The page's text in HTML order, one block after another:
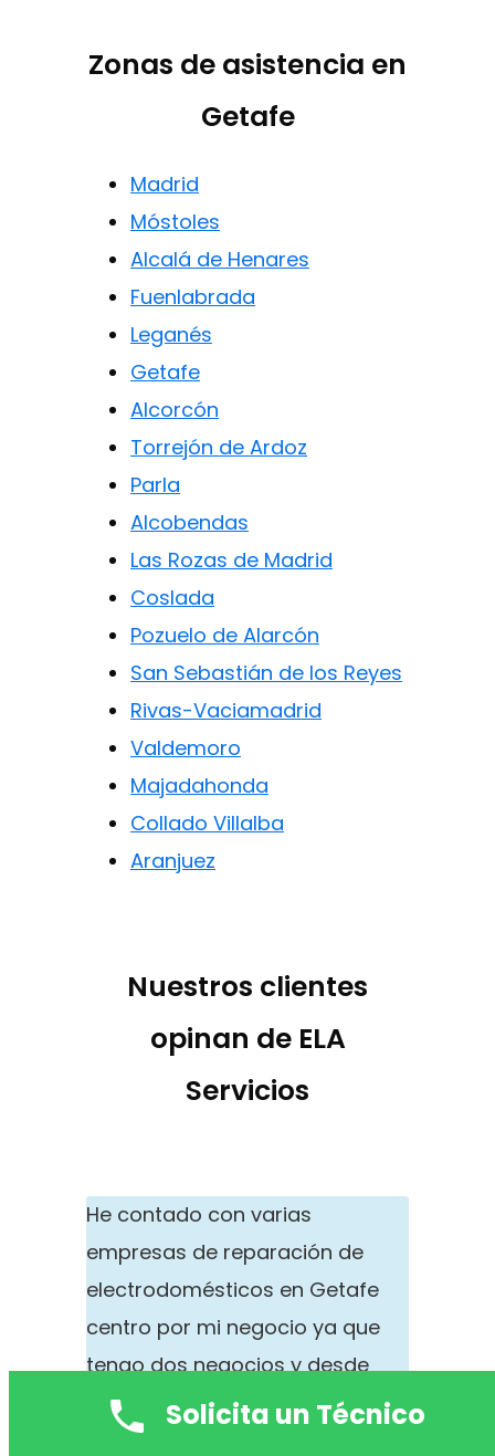
Zonas de asistencia en
Getafe
Madrid
Móstoles
Alcalá de Henares
Fuenlabrada
Leganés
Getafe
Alcorcón
Torrejón de Ardoz
Parla
Alcobendas
Las Rozas de Madrid
Coslada
Pozuelo de Alarcón
San Sebastián de los Reyes
Rivas-Vaciamadrid
Valdemoro
Majadahonda
Collado Villalba
Aranjuez
Nuestros clientes
opinan de ELA
Servicios
He contado con varias
empresas de reparación de
electrodomésticos en Getafe
centro por mi negocio ya que
tengo dos negocios y desde
hace más de 5 años cuento con
esta empresa de reparaciones
Solicita un Técnico